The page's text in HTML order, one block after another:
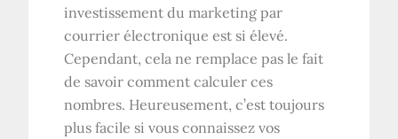
investissement du marketing par
courrier électronique est si élevé.
Cependant, cela ne remplace pas le fait
de savoir comment calculer ces
nombres. Heureusement, c’est toujours
plus facile si vous connaissez vos